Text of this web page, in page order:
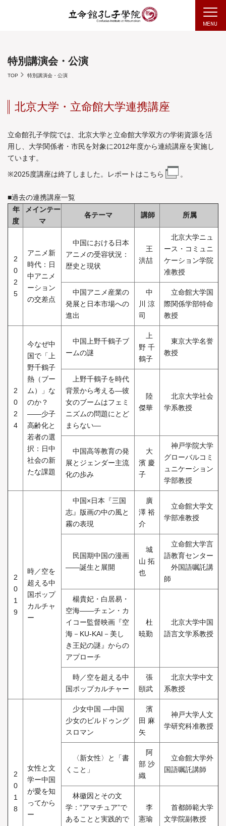
特別講演会・公演
TOP 特別講演会・公演
北京大学・立命館大学連携講座
立命館孔子学院では、北京大学と立命館大学双方の学術資源を活
用し、大学関係者・市民を対象に2012年度から連続講座を実施し
ています。
※2025度講座は終了しました。レポートはこちら 。
■過去の連携講座一覧
年
度
メインテー
マ
各テーマ 講師 所属
2
0
2
5
アニメ新
時代：日
中アニメ
ーション
の交差点
中国における日本
アニメの受容状況：
歴史と現状
王
洪喆
北京大学ニュ
ース・コミュニ
ケーション学院
准教授
中国アニメ産業の
発展と日本市場への
進出
中
川 涼
司
立命館大学国
際関係学部特命
教授
2
0
2
4
今なぜ中
国で「上
野千鶴子
熱（ブー
ム）」な
のか？
――少子
高齢化と
若者の選
択：日中
社会の新
たな課題
中国上野千鶴子ブ
ームの謎
上
野 千
鶴子
東京大学名誉
教授
上野千鶴子を時代
背景から考える―彼
女のブームはフェミ
ニズムの問題にとど
まらない―
陸
傑華
北京大学社会
学系教授
中国高等教育の発
展とジェンダー主流
化の歩み
大
濱 慶
子
神戸学院大学
グローバルコミ
ュニケーション
学部教授
2
0
1
9
時／空を
超える中
国ポップ
カルチャ
ー
中国×日本『三国
志』版画の中の風と
霧の表現
廣
澤 裕
介
立命館大学文
学部准教授
民国期中国の漫画
――誕生と展開
城
山 拓
也
立命館大学言
語教育センター
外国語嘱託講
師
楊貴妃・白居易・
空海――チェン・カ
イコー監督映画『空
海－KU-KAI－美し
き王妃の謎』からの
アプローチ
杜
暁勤
北京大学中国
語言文学系教授
時／空を超える中
国ポップカルチャー
張
頤武
北京大学中文
系教授
2
0
1
8
女性と文
学ー中国
が愛を知
ってから
ー
少女中国 ―中国
少女のビルドゥング
スロマン
濱
田 麻
矢
神戸大学人文
学研究科准教授
〈新女性〉と「書
くこと」
阿
部 沙
織
立命館大学外
国語嘱託講師
林徽因とその文
学：“アマチュア”で
あることと実践的で
李
憲瑜
首都師範大学
文学院副教授